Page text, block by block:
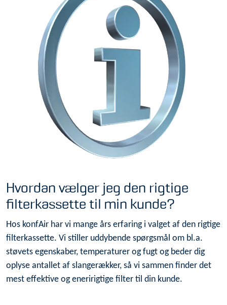
Hvordan vælger jeg den rigtige
filterkassette til min kunde?
Hos konfAir har vi mange års erfaring i valget af den rigtige
filterkassette. Vi stiller uddybende spørgsmål om bl.a.
støvets egenskaber, temperaturer og fugt og beder dig
oplyse antallet af slangerækker, så vi sammen finder det
mest effektive og eneririgtige filter til din kunde.